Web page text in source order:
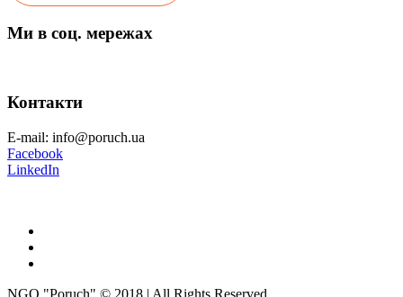
Ми в соц. мережах
Контакти
E-mail: info@poruch.ua
Facebook
LinkedIn
NGO "Poruch" © 2018 | All Rights Reserved